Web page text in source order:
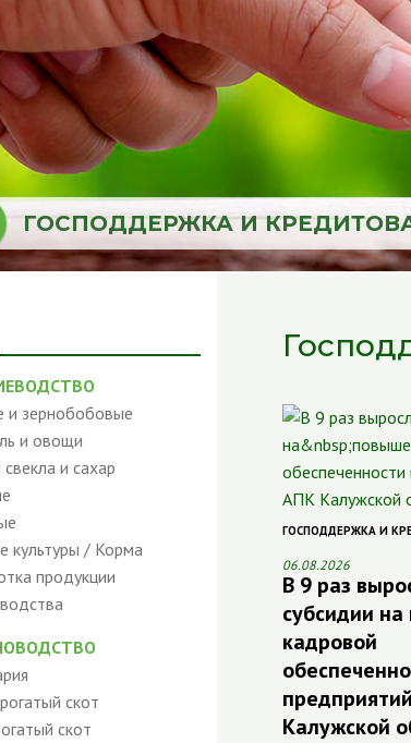
ГОСПОДДЕРЖКА И
и зернобобовые
и овощи
и сахар
культуры / Корма
продукции
скот
скот
ГОСПОДДЕРЖКА И
06.08.2026
В 9 раз
субсидии
кадровой
Калужской